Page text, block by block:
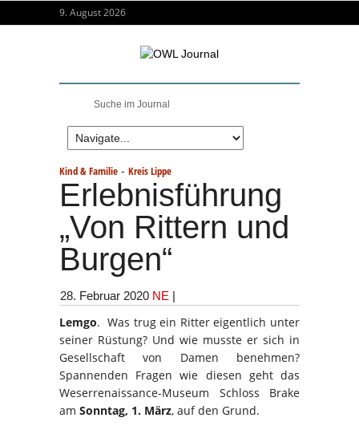
9. August 2026
Kind & Familie - Kreis Lippe
Erlebnisführung
„Von Rittern und
Burgen“
28. Februar 2020 NE |
Lemgo. Was trug ein Ritter eigentlich unter
seiner Rüstung? Und wie musste er sich in
Gesellschaft von Damen benehmen?
Spannenden Fragen wie diesen geht das
Weserrenaissance-Museum Schloss Brake
am Sonntag, 1. März, auf den Grund.